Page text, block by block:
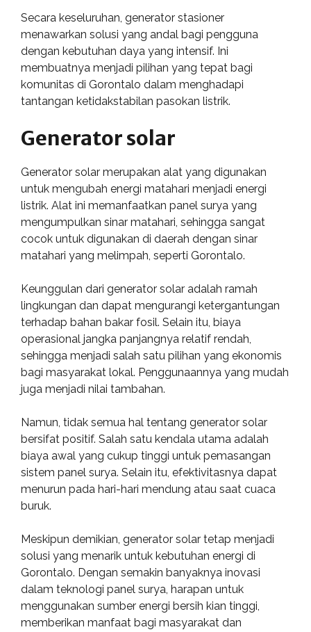
Secara keseluruhan, generator stasioner
menawarkan solusi yang andal bagi pengguna
dengan kebutuhan daya yang intensif. Ini
membuatnya menjadi pilihan yang tepat bagi
komunitas di Gorontalo dalam menghadapi
tantangan ketidakstabilan pasokan listrik.
Generator solar
Generator solar merupakan alat yang digunakan
untuk mengubah energi matahari menjadi energi
listrik. Alat ini memanfaatkan panel surya yang
mengumpulkan sinar matahari, sehingga sangat
cocok untuk digunakan di daerah dengan sinar
matahari yang melimpah, seperti Gorontalo.
Keunggulan dari generator solar adalah ramah
lingkungan dan dapat mengurangi ketergantungan
terhadap bahan bakar fosil. Selain itu, biaya
operasional jangka panjangnya relatif rendah,
sehingga menjadi salah satu pilihan yang ekonomis
bagi masyarakat lokal. Penggunaannya yang mudah
juga menjadi nilai tambahan.
Namun, tidak semua hal tentang generator solar
bersifat positif. Salah satu kendala utama adalah
biaya awal yang cukup tinggi untuk pemasangan
sistem panel surya. Selain itu, efektivitasnya dapat
menurun pada hari-hari mendung atau saat cuaca
buruk.
Meskipun demikian, generator solar tetap menjadi
solusi yang menarik untuk kebutuhan energi di
Gorontalo. Dengan semakin banyaknya inovasi
dalam teknologi panel surya, harapan untuk
menggunakan sumber energi bersih kian tinggi,
memberikan manfaat bagi masyarakat dan